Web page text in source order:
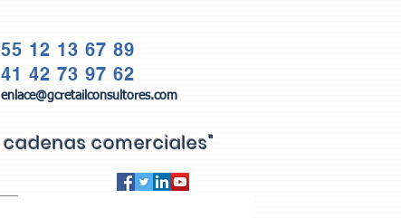
55 12 13 67 89
41 42 73 97 62
enlace@gcretailconsultores.com
comerciales"